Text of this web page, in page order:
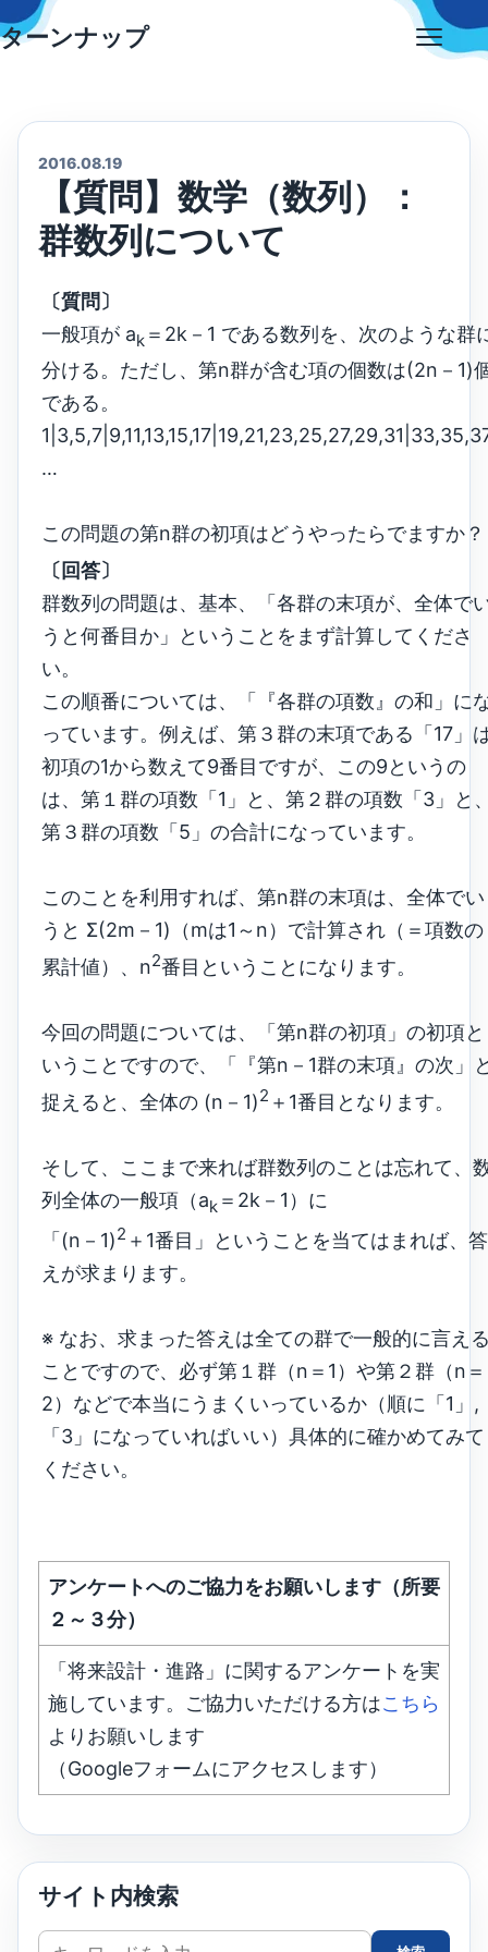
Skip
to
ターンナップ
2016.08.19
【質問】数学（数列）：
群数列について
〔質問〕
一般項が ak ＝2k－1 である数列を、次のような群
分ける。ただし、第n群が含む項の個数は(2n－1)
である。
…
この問題の第n群の初項はどうやったらでますか？
〔回答〕
群数列の問題は、基本、「各群の末項が、全体で
うと何番目か」ということをまず計算してくださ
い。
この順番については、「『各群の項数』の和」に
っています。例えば、第３群の末項である「17」
初項の1から数えて9番目ですが、この9というの
は、第１群の項数「1」と、第２群の項数「3」と
第３群の項数「5」の合計になっています。
このことを利用すれば、第n群の末項は、全体でい
うと Σ(2m－1)（mは1～n）で計算され（＝項数の
累計値）、n2番目ということになります。
今回の問題については、「第n群の初項」の初項と
いうことですので、「『第n－1群の末項』の次」
捉えると、全体の (n－1)2 ＋1番目となります。
そして、ここまで来れば群数列のことは忘れて、
列全体の一般項（ak ＝2k－1）に
「(n－1)2 ＋1番目」ということを当てはまれば、答
えが求まります。
※ なお、求まった答えは全ての群で一般的に言え
ことですので、必ず第１群（n＝1）や第２群（n＝
2）などで本当にうまくいっているか（順に「1」,
「3」になっていればいい）具体的に確かめてみて
ください。
アンケートへのご協力をお願いします（所要
２～３分）
「将来設計・進路」に関するアンケートを実
施しています。ご協力いただける方はこちら
よりお願いします
（Googleフォームにアクセスします）
サイト内検索
サ